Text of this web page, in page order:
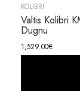
KOLIBRI
Valtis Kolibri
Dugnu
1,529.00€